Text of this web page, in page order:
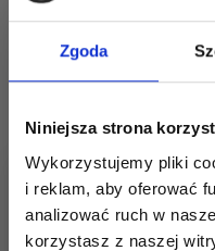
Zgoda
Niniejsza strona
Wykorzystujemy pliki
i reklam, aby oferować
analizować ruch w
korzystasz z naszej
Zobacz podobne
tutaj
Zobacz
Zobacz
tutaj
Zobacz